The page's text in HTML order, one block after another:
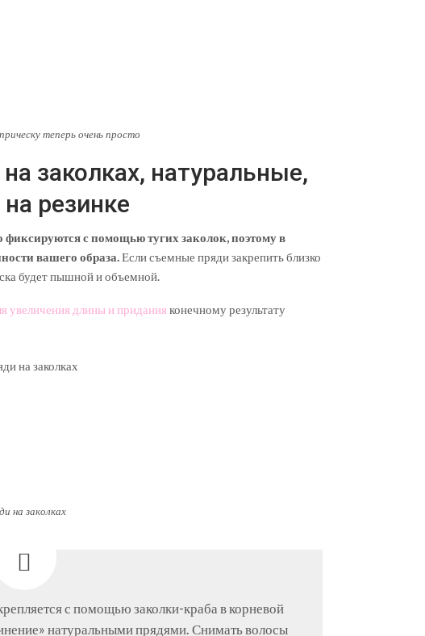
теперь очень просто
заколках, натуральные,
резинке
с помощью тугих заколок, поэтому в
вашего образа.Если съемные пряди закрепить близко
будет пышной и объемной.
увеличения длины и придания конечному результату
на заколках
с помощью заколки-краба в корневой
натуральными прядями. Снимать волосы